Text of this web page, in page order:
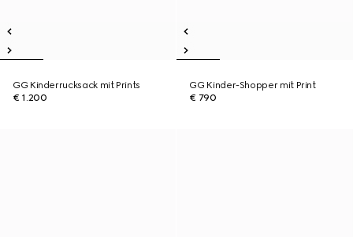
GG Kinderrucksack mit Prints
€ 1.200
GG Kinder-Shopper mit Print
€ 790